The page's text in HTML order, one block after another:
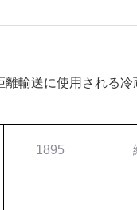
輸送に使用される
1895